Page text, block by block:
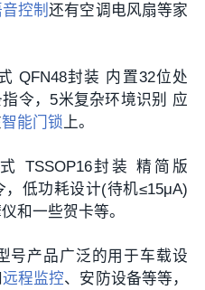
控制还有空调电风扇等家
QFN48封装 内置32位处
令，5米复杂环境识别 应
智能门锁 上。
TSSOP16封装 精简版
，低功耗设计(待机≤15μA)
和一些贺卡等。
号产品广泛的用于车载设
远程监控、安防设备等等，